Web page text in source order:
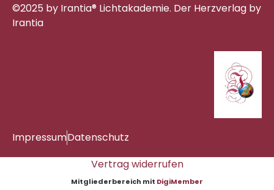
©2025 by Irantia® Lichtakademie. Der Herzverlag by
Irantia
ImpressumDatenschutz
Vertrag widerrufen
Mitgliederbereich mit DigiMember